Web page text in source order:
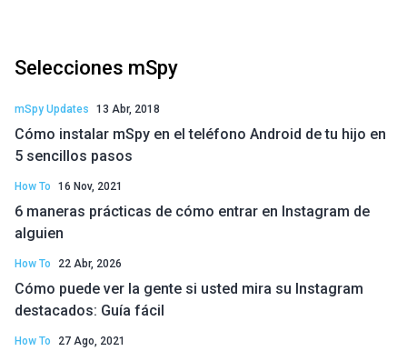
Selecciones mSpy
mSpy Updates 13 Abr, 2018
Cómo instalar mSpy en el teléfono Android de tu hijo en
5 sencillos pasos
How To 16 Nov, 2021
6 maneras prácticas de cómo entrar en Instagram de
alguien
How To 22 Abr, 2026
Cómo puede ver la gente si usted mira su Instagram
destacados: Guía fácil
How To 27 Ago, 2021